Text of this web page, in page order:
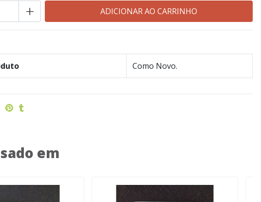
+
Como Novo.
em